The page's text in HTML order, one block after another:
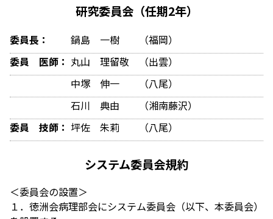
研究委員会（任期2年）
委員長：
鍋島 一樹 （福岡）
委員 医師： 丸山 理留敬 （出雲）
中塚 伸一 （八尾）
石川 典由 （湘南藤沢）
委員 技師： 坪佐 朱莉 （八尾）
システム委員会規約
＜委員会の設置＞
１．徳洲会病理部会にシステム委員会（以下、本委員会）